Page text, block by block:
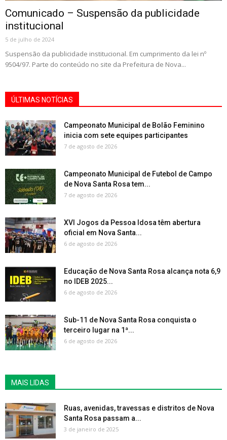
Comunicado – Suspensão da publicidade
institucional
5 de julho de 2024
Suspensão da publicidade institucional. Em cumprimento da lei nº
9504/97. Parte do conteúdo no site da Prefeitura de Nova...
ÚLTIMAS NOTÍCIAS
Campeonato Municipal de Bolão Feminino
inicia com sete equipes participantes
7 de agosto de 2026
Campeonato Municipal de Futebol de Campo
de Nova Santa Rosa tem...
7 de agosto de 2026
XVI Jogos da Pessoa Idosa têm abertura
oficial em Nova Santa...
6 de agosto de 2026
Educação de Nova Santa Rosa alcança nota 6,9
no IDEB 2025...
6 de agosto de 2026
Sub-11 de Nova Santa Rosa conquista o
terceiro lugar na 1ª...
6 de agosto de 2026
MAIS LIDAS
Ruas, avenidas, travessas e distritos de Nova
Santa Rosa passam a...
3 de janeiro de 2025